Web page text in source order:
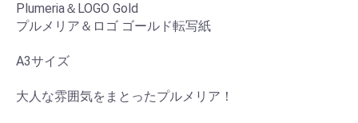
Plumeria＆LOGO Gold
プルメリア＆ロゴ ゴールド転写紙
A3サイズ
大人な雰囲気をまとったプルメリア！